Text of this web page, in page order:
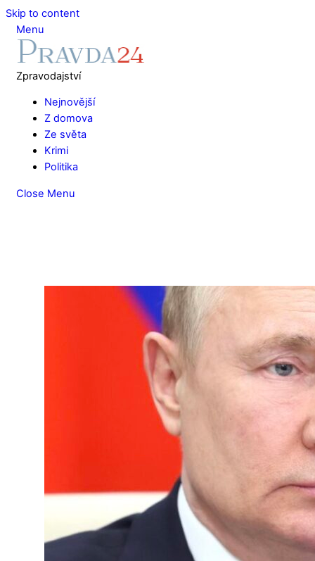
Skip to content
Menu
Zpravodajství
Nejnovější
Z domova
Ze světa
Krimi
Politika
Close Menu